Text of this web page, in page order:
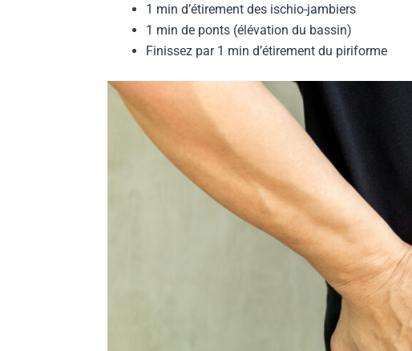
1 min d’étirement des ischio-jambiers
1 min de ponts (élévation du bassin)
Finissez par 1 min d’étirement du piriforme